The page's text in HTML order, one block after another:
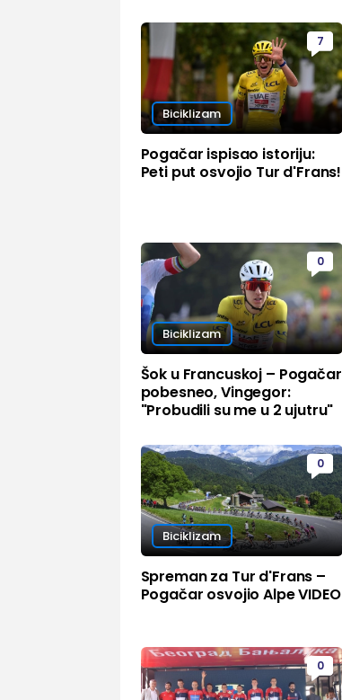
7
Biciklizam
Pogačar ispisao istoriju:
Peti put osvojio Tur d'Frans!
0
Biciklizam
Šok u Francuskoj – Pogačar
pobesneo, Vingegor:
"Probudili su me u 2 ujutru"
0
Biciklizam
Spreman za Tur d'Frans –
Pogačar osvojio Alpe VIDEO
0